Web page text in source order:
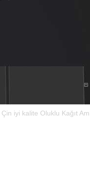
Çin iyi kalite Oluklu Kağıt